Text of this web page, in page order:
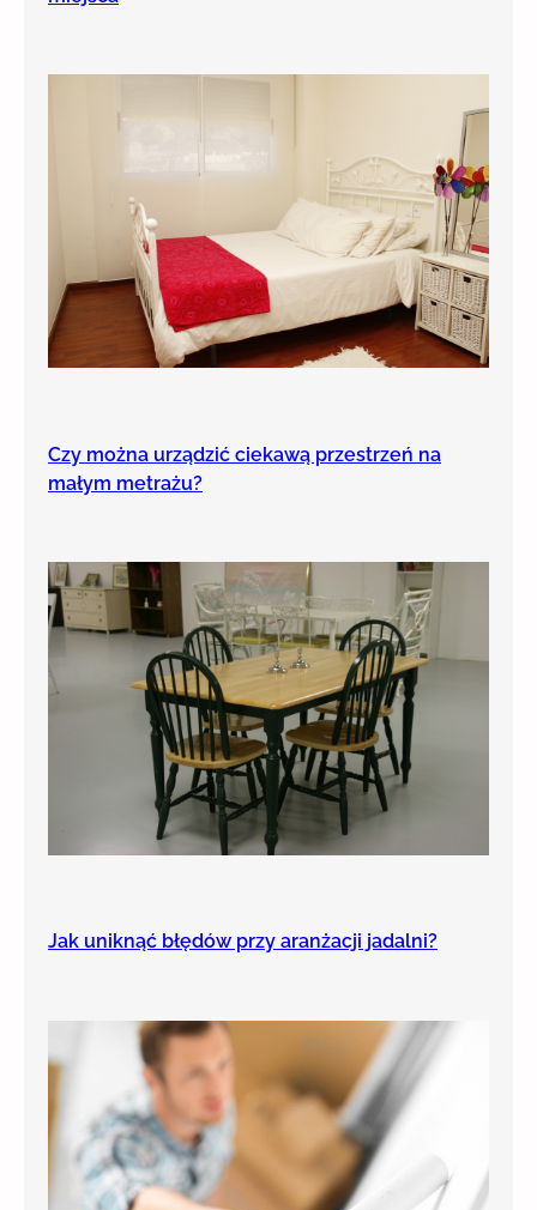
Czy można urządzić ciekawą przestrzeń na
małym metrażu?
Jak uniknąć błędów przy aranżacji jadalni?